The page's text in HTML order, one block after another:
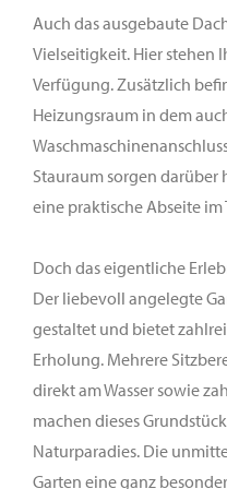
Auch das ausgebaute
Vielseitigkeit. Hier stehen
Verfügung. Zusätzlich
Heizungsraum in dem
Stauraum sorgen darüber
eine praktische Abseite im
Doch das eigentliche
Der liebevoll angelegte
gestaltet und bietet
Erholung. Mehrere
direkt am Wasser sowie
machen dieses
Naturparadies. Die
Garten eine ganz